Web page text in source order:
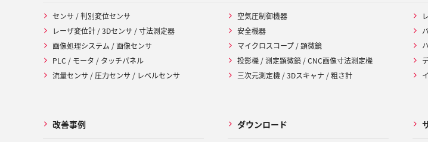
センサ / 判別変位センサ
レーザ変位計 / 3Dセンサ / 寸法測定器
画像処理システム / 画像センサ
PLC / モータ / タッチパネル
流量センサ / 圧力センサ / レベルセンサ
空気圧制御機器
安全機器
マイクロスコープ / 顕微鏡
投影機 / 測定顕微鏡 / CNC画像寸法測定機
三次元測定機 / 3Dスキャナ / 粗さ計
改善事例 ダウンロード